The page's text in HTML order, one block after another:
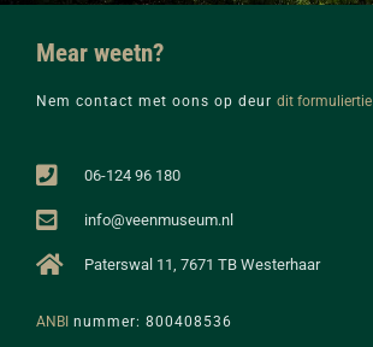
Mear weetn?
Nem contact met oons op deur dit formuliertie
06-124 96 180
info@veenmuseum.nl
Paterswal 11, 7671 TB Westerhaar
ANBI nummer: 800408536